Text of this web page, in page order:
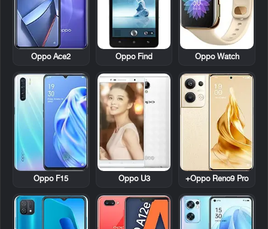
Oppo Watch
Oppo Find
Oppo Ace2
Oppo Reno9 Pro+
Oppo U3
Oppo F15